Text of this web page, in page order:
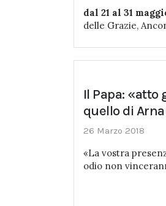
dal 21 al 31
delle Grazie,
Il Papa: «atto
quello di
26 Marzo 2018
«La vostra
odio non